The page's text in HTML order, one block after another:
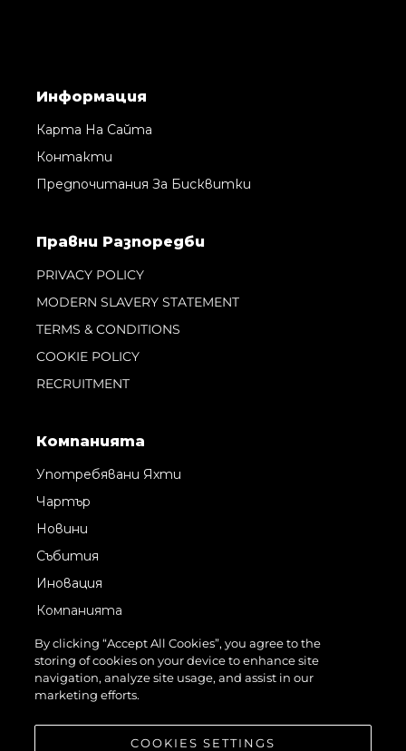
Информация
Карта На Сайта
Контакти
Предпочитания За Бисквитки
Правни Pазпоредби
PRIVACY POLICY
MODERN SLAVERY STATEMENT
TERMS & CONDITIONS
COOKIE POLICY
RECRUITMENT
Компанията
Употребявани Яхти
Чартър
Новини
Събития
Иновация
Компанията
Екипът
Лайфстайл
Наследство
By clicking “Accept All Cookies”, you agree to the
storing of cookies on your device to enhance site
navigation, analyze site usage, and assist in our
marketing efforts.
COOKIES SETTINGS